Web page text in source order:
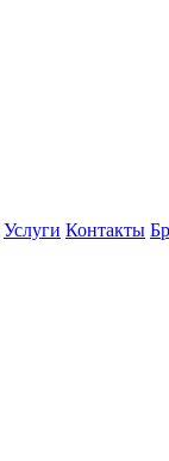
Услуги Контакты